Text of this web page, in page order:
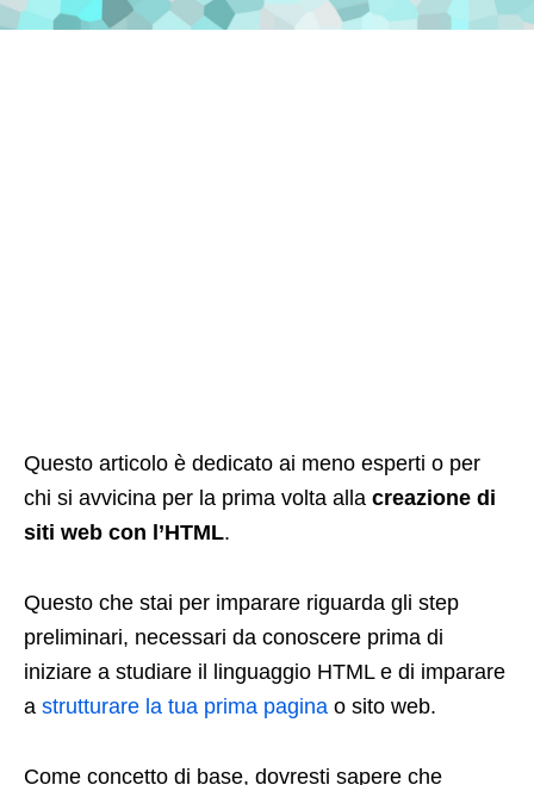
Questo articolo è dedicato ai meno esperti o per
chi si avvicina per la prima volta alla creazione di
siti web con l’HTML.
Questo che stai per imparare riguarda gli step
preliminari, necessari da conoscere prima di
iniziare a studiare il linguaggio HTML e di imparare
a strutturare la tua prima pagina o sito web.
Come concetto di base, dovresti sapere che